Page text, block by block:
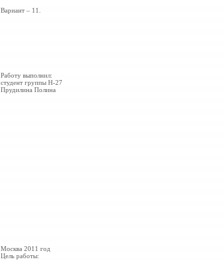
Вариант – 11.
Работу выполнил:
студент группы Н-27
Прудилина Полина
Москва 2011 год
Цель работы: